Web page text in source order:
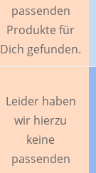
passenden
Produkte für
Dich gefunden.
Leider haben
wir hierzu
keine
passenden